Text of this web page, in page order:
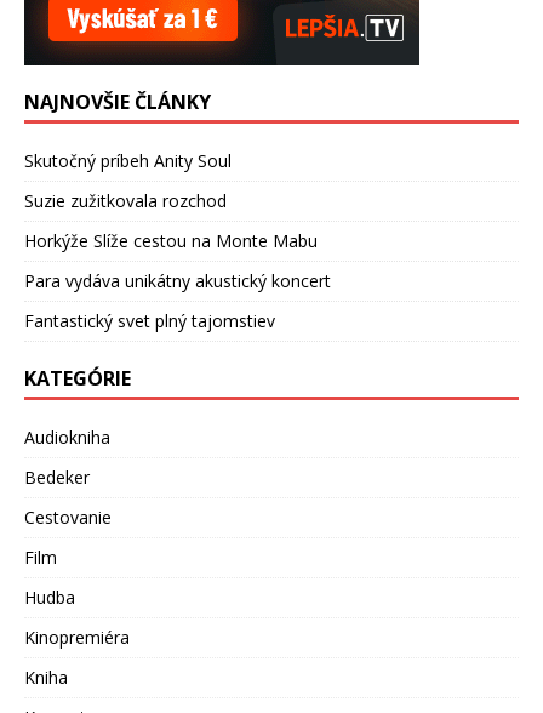
NAJNOVŠIE ČLÁNKY
Skutočný príbeh Anity Soul
Suzie zužitkovala rozchod
Horkýže Slíže cestou na Monte Mabu
Para vydáva unikátny akustický koncert
Fantastický svet plný tajomstiev
KATEGÓRIE
Audiokniha
Bedeker
Cestovanie
Film
Hudba
Kinopremiéra
Kniha